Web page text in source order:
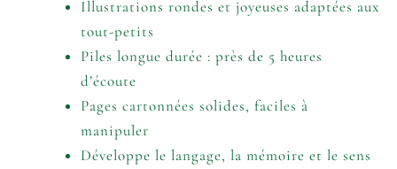
Illustrations rondes et joyeuses adaptées aux
tout-petits
Piles longue durée : près de 5 heures
d’écoute
Pages cartonnées solides, faciles à
manipuler
Développe le langage, la mémoire et le sens